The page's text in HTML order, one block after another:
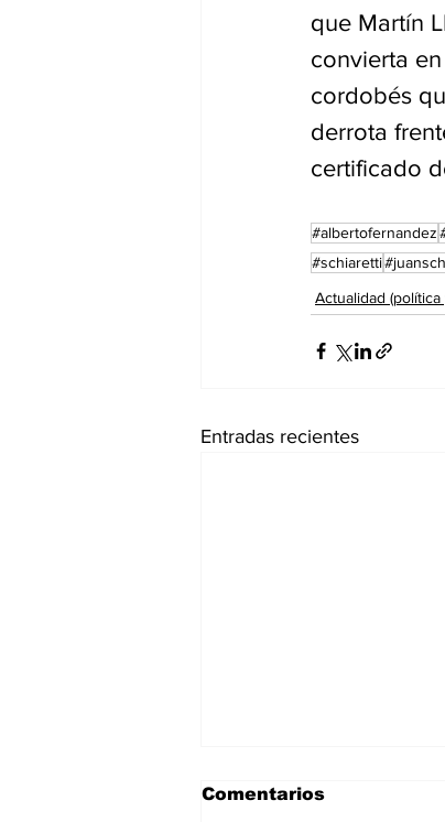
que Martín
convierta
cordobés
derrota
certificado
#albertofernandez
#schiaretti
Actualidad
Entradas recientes
Comentarios